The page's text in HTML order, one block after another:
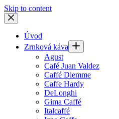
Skip to content
Úvod
Zrnková káva
Agust
Café Juan Valdez
Caffé Diemme
Caffe Hardy
DeLonghi
Gima Caffé
Italcaffé